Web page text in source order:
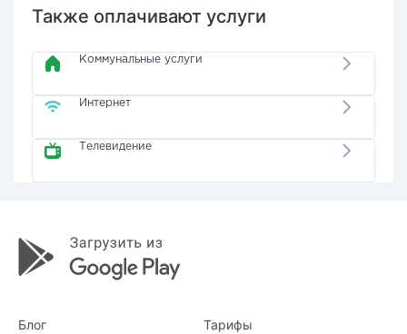
Также оплачивают услуги
Коммунальные услуги
Интернет
Телевидение
Блог Тарифы